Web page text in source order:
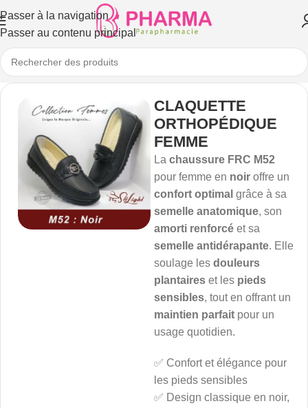
Passer à la navigation
Passer au contenu principal
CLAQUETTE
ORTHOPÉDIQUE
FEMME
La chaussure FRC M52
pour femme en noir offre un
confort optimal grâce à sa
semelle anatomique, son
amorti renforcé et sa
semelle antidérapante. Elle
soulage les douleurs
plantaires et les pieds
sensibles, tout en offrant un
maintien parfait pour un
usage quotidien.
✅ Confort et élégance pour
les pieds sensibles
✅ Design classique en noir,